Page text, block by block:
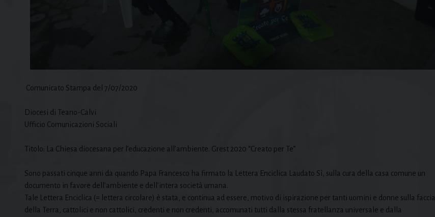
Comunicato Stampa del 7/07/2020
Diocesi di Teano-Calvi
Ufficio Comunicazioni Sociali
Titolo: La Chiesa diocesana per l’educazione all’ambiente. Grest 2020 “Creato per Te”
Sono passati cinque anni da quando Papa Francesco ha firmato la Lettera Enciclica Laudato Sì, sulla cura della casa comune un
documento in favore dell’ambiente e dell’intera società umana.
Tale Lettera Enciclica (= lettera circolare) è stata, e continua ad essere, motivo di ispirazione per tanti uomini e donne sulla faccia
della Terra, cattolici e non cattolici, credenti e non credenti, accomunati tutti dalla stessa fratellanza universale e dalla